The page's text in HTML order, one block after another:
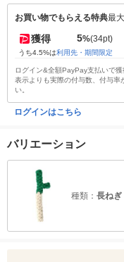
お買い物でもらえる特典最
獲得 5%(34pt)
うち4.5%は利用先・期間限定
ログイン&全額PayPay支払いで
表示よりも実際の付与数、付与率
い。
ログインはこちら
バリエーション
種類： 長ねぎ